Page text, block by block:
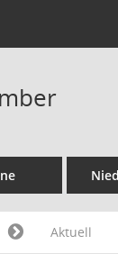
Aktuell